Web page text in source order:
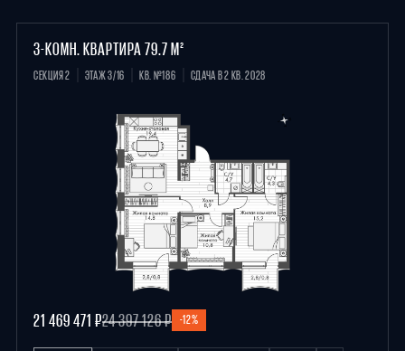
3-КОМН. КВАРТИРА 79.7 М²
СЕКЦИЯ 2 ЭТАЖ 3/16 КВ. №186 СДАЧА В 2 КВ. 2028
21 469 471 ₽24 397 126 ₽ -12%